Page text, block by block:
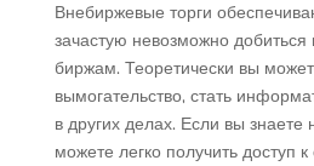
Внебиржевые торги
зачастую невозможно
биржам. Теоретически вы
вымогательство, стать
в других делах. Если вы
можете легко получить доступ